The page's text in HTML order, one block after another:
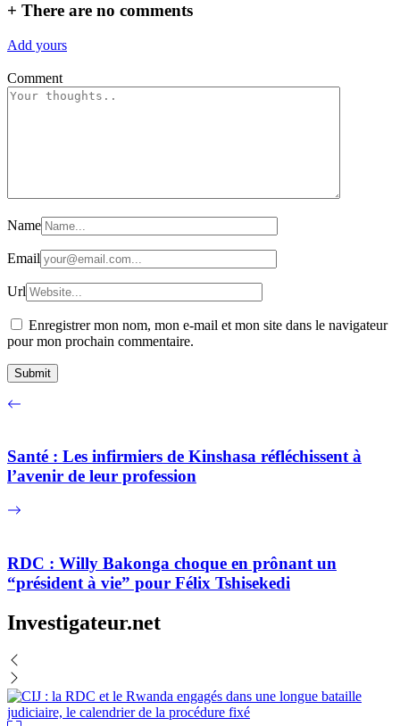
+ There are no comments
Add yours
Comment
Name
Email
Url
Enregistrer mon nom, mon e-mail et mon site dans le navigateur
pour mon prochain commentaire.
Santé : Les infirmiers de Kinshasa réfléchissent à
l’avenir de leur profession
RDC : Willy Bakonga choque en prônant un
“président à vie” pour Félix Tshisekedi
Investigateur.net